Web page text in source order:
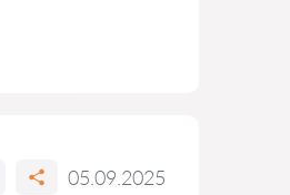
05.09.2025